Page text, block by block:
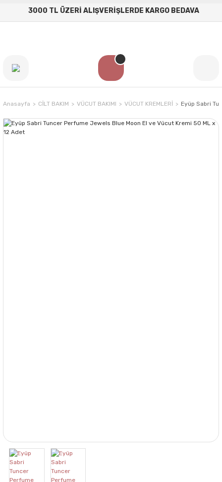
3000 TL ÜZERİ ALIŞVERİŞLERDE KARGO BEDAVA
Anasayfa CİLT BAKIM VÜCUT BAKIMI VÜCUT KREMLERİ Eyüp Sabri